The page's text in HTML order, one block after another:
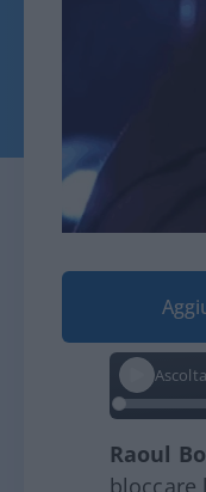
Raoul
bloccare